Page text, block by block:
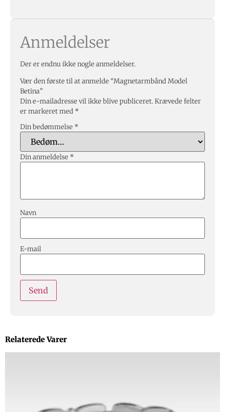
Anmeldelser
Der er endnu ikke nogle anmeldelser.
Vær den første til at anmelde “Magnetarmbånd Model
Betina”
Din e-mailadresse vil ikke blive publiceret.Krævede felter
er markeret med *
Din bedømmelse *
Din anmeldelse *
Navn
E-mail
Relaterede Varer